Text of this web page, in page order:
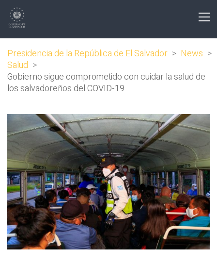
Presidencia de la República de El Salvador > News >
Salud >
Gobierno sigue comprometido con cuidar la salud de
los salvadoreños del COVID-19